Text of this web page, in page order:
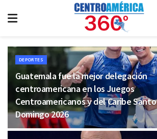
DEPORTES
Guatemala fue la mejor delegación
centroamericana en los Juegos
Centroamericanos y del Caribe Santo
Domingo 2026